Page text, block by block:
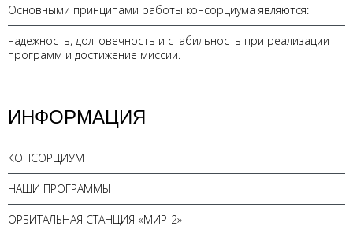
Основными принципами работы консорциума являются:
надежность, долговечность и стабильность при реализации
программ и достижение миссии.
ИНФОРМАЦИЯ
КОНСОРЦИУМ
НАШИ ПРОГРАММЫ
ОРБИТАЛЬНАЯ СТАНЦИЯ «МИР-2»